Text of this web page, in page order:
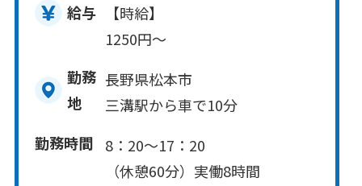
給与
【時給】
1250円～
勤務
地
長野県松本市
三溝駅から車で10分
勤務時間
8：20～17：20
（休憩60分）実働8時間